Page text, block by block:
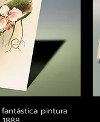
rápida
pintura